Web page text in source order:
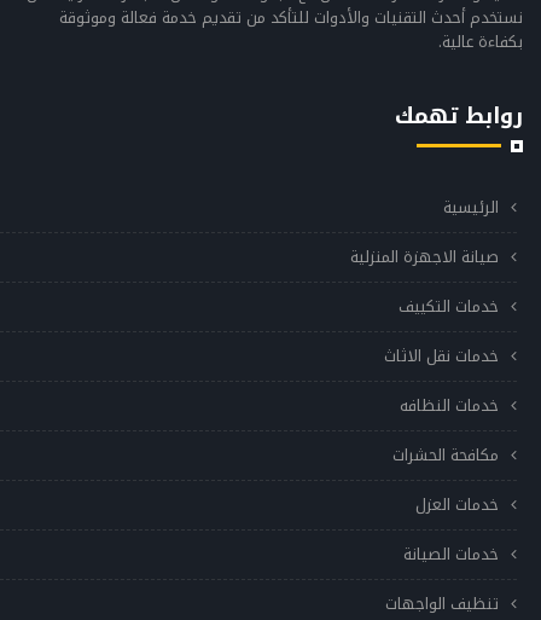
نستخدم أحدث التقنيات والأدوات للتأكد من تقديم خدمة فعالة وموثوقة
بكفاءة عالية.
روابط تهمك
الرئيسية
صيانة الاجهزة المنزلية
خدمات التكييف
خدمات نقل الاثاث
خدمات النظافه
مكافحة الحشرات
خدمات العزل
خدمات الصيانة
تنظيف الواجهات